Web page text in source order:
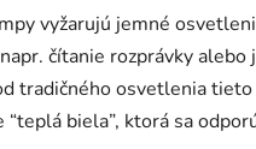
vyžarujú jemné
čítanie rozprávky
tradičného osvetlenia
biela”, ktorá sa